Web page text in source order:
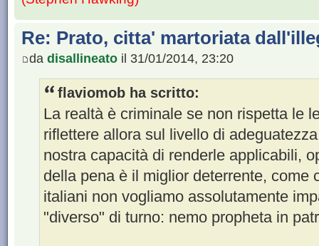
Re: Prato, citta' martoriata
da disallineato il 31/01/2014, 23:20
flaviomob ha scritto:
La realtà è criminale se non rispetta le
riflettere allora sul livello di
nostra capacità di renderle applicabili,
della pena è il miglior deterrente, come
italiani non vogliamo assolutamente
"diverso" di turno: nemo propheta in